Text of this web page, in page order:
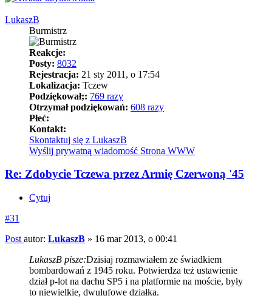
LukaszB
Burmistrz
Reakcje:
Posty: 8032
Rejestracja: 21 sty 2011, o 17:54
Lokalizacja: Tczew
Podziękował;: 769 razy
Otrzymał podziękowań: 608 razy
Płeć:
Kontakt:
Skontaktuj się z LukaszB
Wyślij prywatną wiadomość Strona WWW
Re: Zdobycie Tczewa przez Armię Czerwoną '45
Cytuj
#31
Post autor: LukaszB » 16 mar 2013, o 00:41
LukaszB pisze:Dzisiaj rozmawiałem ze świadkiem
bombardowań z 1945 roku. Potwierdza też ustawienie
dział p-lot na dachu SP5 i na platformie na moście, były
to niewielkie, dwulufowe działka.